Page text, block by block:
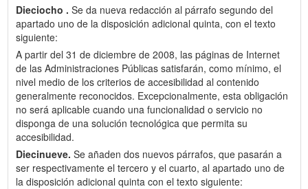
Dieciocho . Se da nueva redacción al párrafo segundo del
apartado uno de la disposición adicional quinta, con el texto
siguiente:
A partir del 31 de diciembre de 2008, las páginas de Internet
de las Administraciones Públicas satisfarán, como mínimo, el
nivel medio de los criterios de accesibilidad al contenido
generalmente reconocidos. Excepcionalmente, esta obligación
no será aplicable cuando una funcionalidad o servicio no
disponga de una solución tecnológica que permita su
accesibilidad.
Diecinueve. Se añaden dos nuevos párrafos, que pasarán a
ser respectivamente el tercero y el cuarto, al apartado uno de
la disposición adicional quinta con el texto siguiente: